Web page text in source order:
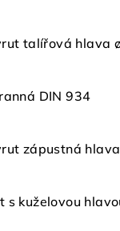
DIN 934
s kuželovou